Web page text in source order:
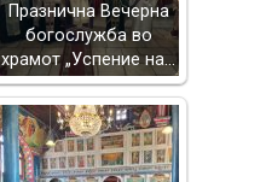
Празнична Вечерна
богослужба во
храмот „Успение на…